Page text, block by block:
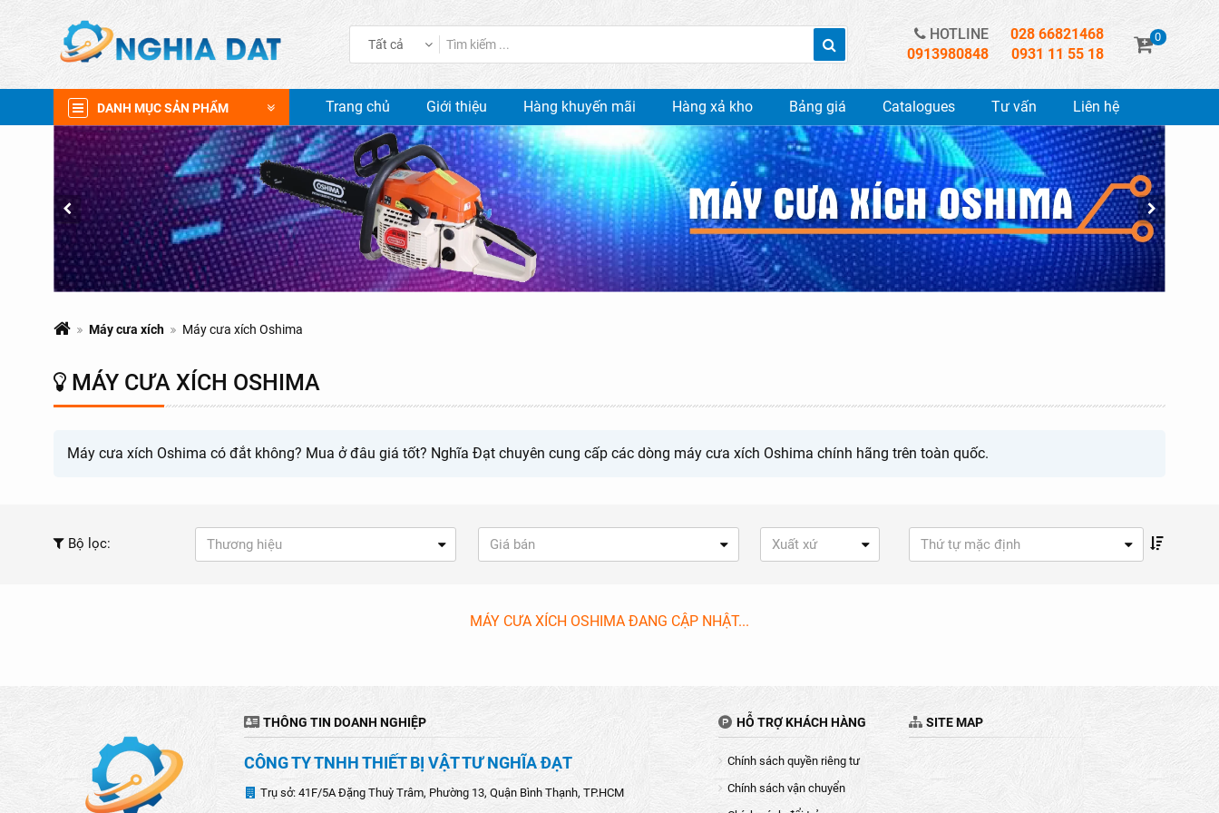
Tất cả
HOTLINE
028 66821468
0913980848
0931 11 55 18
0
DANH MỤC SẢN PHẨM Trang chủ Giới thiệu Hàng khuyến mãi Hàng xả kho Bảng giá Catalogues Tư vấn Liên hệ
Máy cưa xích Máy cưa xích Oshima
MÁY CƯA XÍCH OSHIMA
Máy cưa xích Oshima có đắt không? Mua ở đâu giá tốt? Nghĩa Đạt chuyên cung cấp các dòng máy cưa xích Oshima chính hãng trên toàn quốc.
Bộ lọc: Thương hiệu Giá bán Xuất xứ Thứ tự mặc định
MÁY CƯA XÍCH OSHIMA ĐANG CẬP NHẬT...
THÔNG TIN DOANH NGHIỆP
CÔNG TY TNHH THIẾT BỊ VẬT TƯ NGHĨA ĐẠT
Trụ sở: 41F/5A Đặng Thuỳ Trâm, Phường 13, Quận Bình Thạnh, TP.HCM
HỖ TRỢ KHÁCH HÀNG
Chính sách quyền riêng tư
Chính sách vận chuyển
SITE MAP